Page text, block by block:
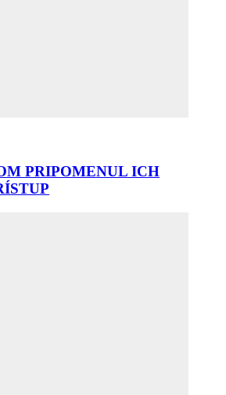
PRIPOMENUL ICH